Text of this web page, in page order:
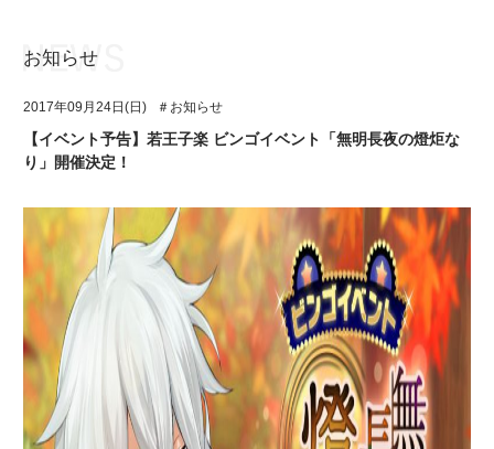
ユニット&キャラクター
アプリゲーム
イベント・キャンペーン
ミュージック
グッズ・本
ギャラリー
アイ★チュウとは
ユニット&キャラクター
アプリゲーム
イベント・キャンペーン
ミュージック
グッズ・本
ギャラリー
お知らせ
2017年09月24日(日) ＃お知らせ
【イベント予告】若王子楽 ビンゴイベント「無明長夜の燈炬な
り」開催決定！